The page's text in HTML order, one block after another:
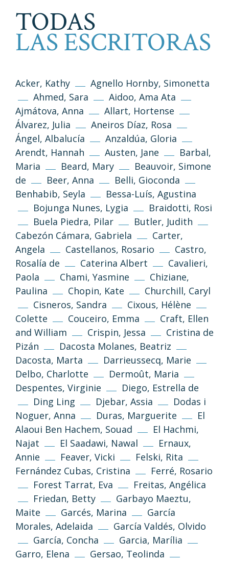
TODAS
LAS ESCRITORAS
Acker, Kathy
Agnello Hornby, Simonetta
Ahmed, Sara
Aidoo, Ama Ata
Ajmátova, Anna
Allart, Hortense
Álvarez, Julia
Aneiros Díaz, Rosa
Ángel, Albalucía
Anzaldúa, Gloria
Arendt, Hannah
Austen, Jane
Barbal,
Maria
Beard, Mary
Beauvoir, Simone
de
Beer, Anna
Belli, Gioconda
Benhabib, Seyla
Bessa-Luís, Agustina
Bojunga Nunes, Lygia
Braidotti, Rosi
Buela Piedra, Pilar
Butler, Judith
Cabezón Cámara, Gabriela
Carter,
Angela
Castellanos, Rosario
Castro,
Rosalía de
Caterina Albert
Cavalieri,
Paola
Chami, Yasmine
Chiziane,
Paulina
Chopin, Kate
Churchill, Caryl
Cisneros, Sandra
Cixous, Hélène
Colette
Couceiro, Emma
Craft, Ellen
and William
Crispin, Jessa
Cristina de
Pizán
Dacosta Molanes, Beatriz
Dacosta, Marta
Darrieussecq, Marie
Delbo, Charlotte
Dermoût, Maria
Despentes, Virginie
Diego, Estrella de
Ding Ling
Djebar, Assia
Dodas i
Noguer, Anna
Duras, Marguerite
El
Alaoui Ben Hachem, Souad
El Hachmi,
Najat
El Saadawi, Nawal
Ernaux,
Annie
Feaver, Vicki
Felski, Rita
Fernández Cubas, Cristina
Ferré, Rosario
Forest Tarrat, Eva
Freitas, Angélica
Friedan, Betty
Garbayo Maeztu,
Maite
Garcés, Marina
García
Morales, Adelaida
García Valdés, Olvido
García, Concha
Garcia, Marília
Garro, Elena
Gersao, Teolinda